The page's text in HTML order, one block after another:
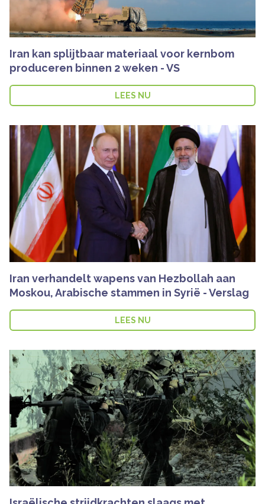
Iran kan splijtbaar materiaal voor kernbom
produceren binnen 2 weken - VS
LEES NU
Iran verhandelt wapens van Hezbollah aan
Moskou, Arabische stammen in Syrië - Verslag
LEES NU